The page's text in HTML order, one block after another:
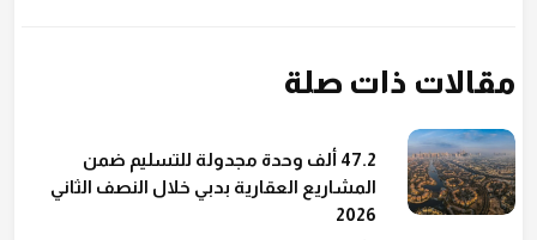
مقالات ذات صلة
47.2 ألف وحدة مجدولة للتسليم ضمن
المشاريع العقارية بدبي خلال النصف الثاني
2026